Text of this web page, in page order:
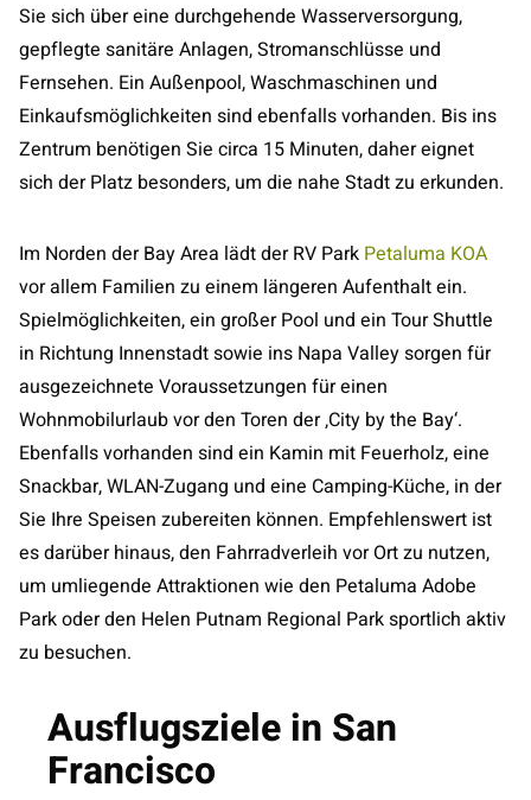
Sie sich über eine durchgehende Wasserversorgung,
gepflegte sanitäre Anlagen, Stromanschlüsse und
Fernsehen. Ein Außenpool, Waschmaschinen und
Einkaufsmöglichkeiten sind ebenfalls vorhanden. Bis ins
Zentrum benötigen Sie circa 15 Minuten, daher eignet
sich der Platz besonders, um die nahe Stadt zu erkunden.
Im Norden der Bay Area lädt der RV Park Petaluma KOA
vor allem Familien zu einem längeren Aufenthalt ein.
Spielmöglichkeiten, ein großer Pool und ein Tour Shuttle
in Richtung Innenstadt sowie ins Napa Valley sorgen für
ausgezeichnete Voraussetzungen für einen
Wohnmobilurlaub vor den Toren der ‚City by the Bay‘.
Ebenfalls vorhanden sind ein Kamin mit Feuerholz, eine
Snackbar, WLAN-Zugang und eine Camping-Küche, in der
Sie Ihre Speisen zubereiten können. Empfehlenswert ist
es darüber hinaus, den Fahrradverleih vor Ort zu nutzen,
um umliegende Attraktionen wie den Petaluma Adobe
Park oder den Helen Putnam Regional Park sportlich aktiv
zu besuchen.
Ausflugsziele in San
Francisco